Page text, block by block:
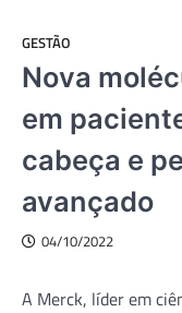
GESTÃO
Nova
em
cabeça e
avançado
04/10/2022
A Merck, líder em